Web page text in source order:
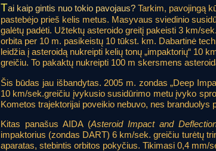
Tai kaip gintis nuo tokio pavojaus?Tarkim, pavojingą
pastebėjo prieš kelis metus. Masyvaus sviedinio
galėtų padėti. Užtektų asteroido greitį pakeisti 3 km/
orbita per 10 m. pasikeistų 10 tūkst. km. Dabartinė
leidžia į asteroidą nukreipti kelių tonų „impaktorių“ 10
greičiu. To pakaktų nukreipti 100 m skersmens
Šis būdas jau išbandytas. 2005 m. zondas „Deep
10 km/sek.greičiu įvykusio susidūrimo metu įvyko
Kometos trajektorijai poveikio nebuvo, nes branduolys
Kitas panašus AIDA (Asteroid Impact and
impaktorius (zondas DART) 6 km/sek. greičiu turėtų
aparatas, stebintis orbitos pokyčius. Tikimasi 0,4 mm/